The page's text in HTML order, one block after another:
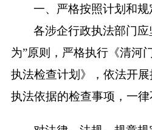
一、严格按照计划和
各涉企行政执法部门应
为”原则，严格执行《清河
执法检查计划》，依法开
执法依据的检查事项，一律